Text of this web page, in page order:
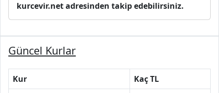
kurcevir.net adresinden takip edebilirsiniz.
Güncel Kurlar
Kur
Kaç TL